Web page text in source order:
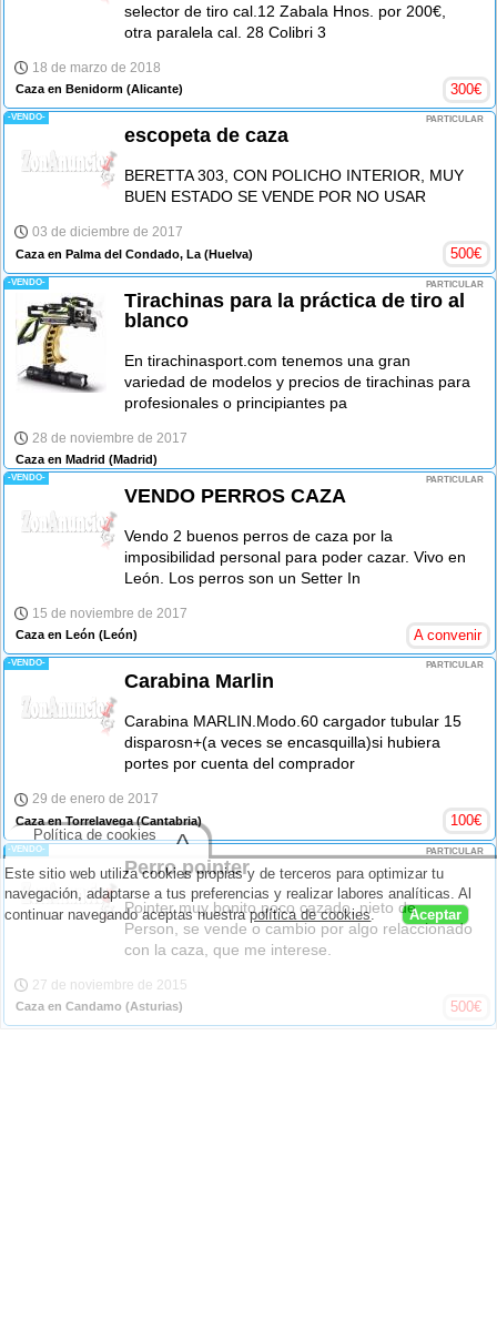
selector de tiro cal.12 Zabala Hnos. por 200€,
otra paralela cal. 28 Colibri 3
18 de marzo de 2018
Caza en Benidorm (Alicante) 300€
-VENDO- PARTICULAR
escopeta de caza
BERETTA 303, CON POLICHO INTERIOR, MUY
BUEN ESTADO SE VENDE POR NO USAR
03 de diciembre de 2017
Caza en Palma del Condado, La (Huelva) 500€
-VENDO- PARTICULAR
Tirachinas para la práctica de tiro al
blanco
En tirachinasport.com tenemos una gran
variedad de modelos y precios de tirachinas para
profesionales o principiantes pa
28 de noviembre de 2017
Caza en Madrid (Madrid)
-VENDO- PARTICULAR
VENDO PERROS CAZA
Vendo 2 buenos perros de caza por la
imposibilidad personal para poder cazar. Vivo en
León. Los perros son un Setter In
15 de noviembre de 2017
Caza en León (León) A convenir
-VENDO- PARTICULAR
Carabina Marlin
Carabina MARLIN.Modo.60 cargador tubular 15
disparosn+(a veces se encasquilla)si hubiera
portes por cuenta del comprador
29 de enero de 2017
Caza en Torrelavega(Cantabria) 100€
-VENDO- PARTICULAR
Perro pointer
Pointer muy bonito poco cazado, nieto de
Person, se vende o cambio por algo relaccionado
con la caza, que me interese.
27 de noviembre de 2015
Caza en Candamo (Asturias) 500€
Este sitio web utiliza cookies propias y de terceros para optimizar tu
navegación, adaptarse a tus preferencias y realizar labores analíticas. Al
continuar navegando aceptas nuestrapolítica de cookies. Aceptar
Política de cookies ^